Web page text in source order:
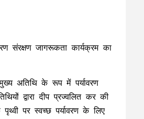
संरक्षण जागरूकता कार्यक्रम का
अतिथि के रूप में पर्यावरण
द्वारा दीप प्रज्वलित कर की
पर स्वच्छ पर्यावरण के लिए